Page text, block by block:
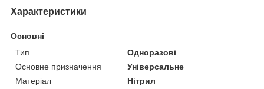
Характеристики
Основні
Тип
Одноразові
Основне призначення
Універсальне
Матеріал
Нітрил